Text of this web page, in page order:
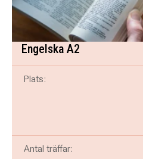
Engelska A2
Plats:
Antal träffar: